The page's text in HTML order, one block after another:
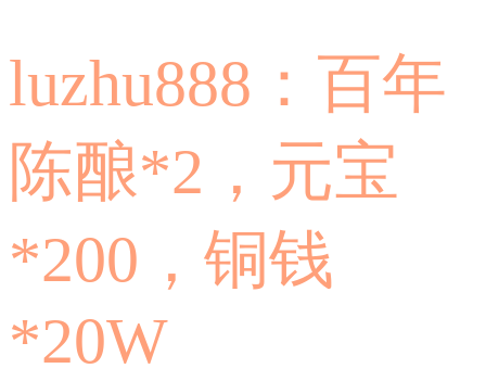
luzhu888：百年
陈酿*2，元宝
*200，铜钱
*20W